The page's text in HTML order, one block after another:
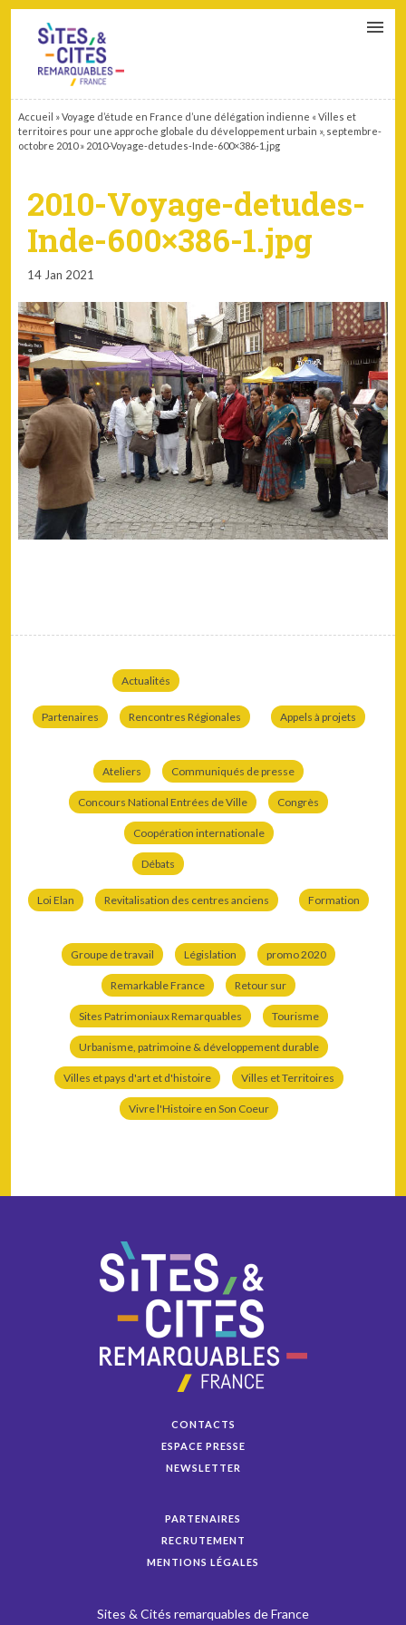
Accueil »Voyage d’étude en France d’une délégation indienne « Villes et
territoires pour une approche globale du développement urbain », septembre-
octobre 2010» 2010-Voyage-detudes-Inde-600×386-1.jpg
2010-Voyage-detudes-
Inde-600×386-1.jpg
14 Jan 2021
Actualités
Partenaires Rencontres Régionales Appels à projets
Ateliers Communiqués de presse
Concours National Entrées de Ville Congrès
Coopération internationale
Débats
Loi Elan Revitalisation des centres anciens Formation
Groupe de travail Législation promo 2020
Remarkable France Retour sur
Sites Patrimoniaux Remarquables Tourisme
Urbanisme, patrimoine & développement durable
Villes et pays d'art et d'histoire Villes et Territoires
Vivre l'Histoire en Son Coeur
CONTACTS
ESPACE PRESSE
NEWSLETTER
PARTENAIRES
RECRUTEMENT
MENTIONS LÉGALES
Sites & Cités remarquables de France